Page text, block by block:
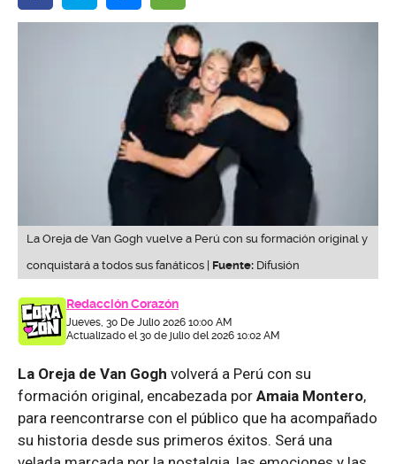
La Oreja de Van Gogh vuelve a Perú con su formación original y
conquistará a todos sus fanáticos | Fuente: Difusión
Redacción Corazón
Jueves, 30 De Julio 2026 10:00 AM
Actualizado el 30 de julio del 2026 10:02 AM
La Oreja de Van Gogh volverá a Perú con su
formación original, encabezada por Amaia Montero,
para reencontrarse con el público que ha acompañado
su historia desde sus primeros éxitos. Será una